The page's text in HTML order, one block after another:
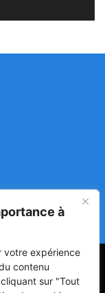
à
votre expérience
contenu
sur "Tout
la Vie Privée: Me
à Séoul